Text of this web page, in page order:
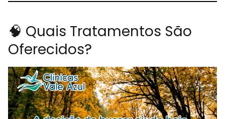
🧠 Quais Tratamentos São
Oferecidos?